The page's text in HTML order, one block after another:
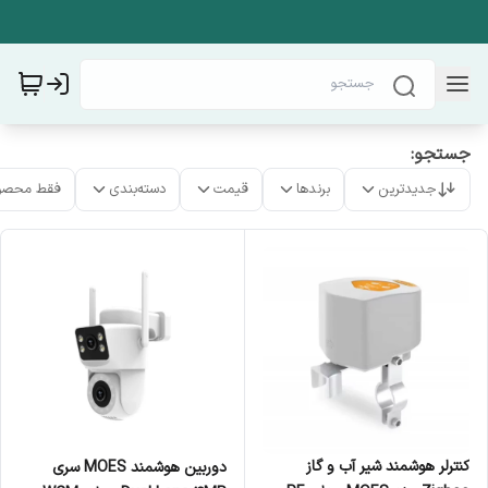
جستجو:
جدیدترین برندها قیمت دسته‌بندی فقط
کنترلر هوشمند شیر آب و گاز
دوربین هوشمند MOES سری